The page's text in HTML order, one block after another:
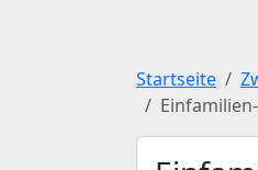
Startseite